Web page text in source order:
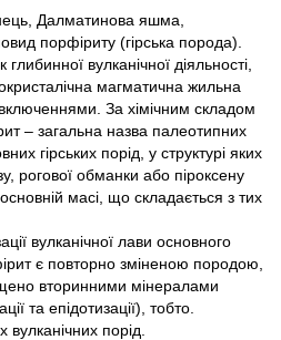
Далматинова яшма,
порфіриту (гірська порода).
вулканічної діяльності,
магматична жильна
За хімічним складом
– загальна назва палеотипних
гірських порід, у структурі яких
рогової обманки або піроксену
масі, що складається з тих
вулканічної лави основного
є повторно зміненою породою,
вторинними мінералами
та епідотизації), тобто.
порід.